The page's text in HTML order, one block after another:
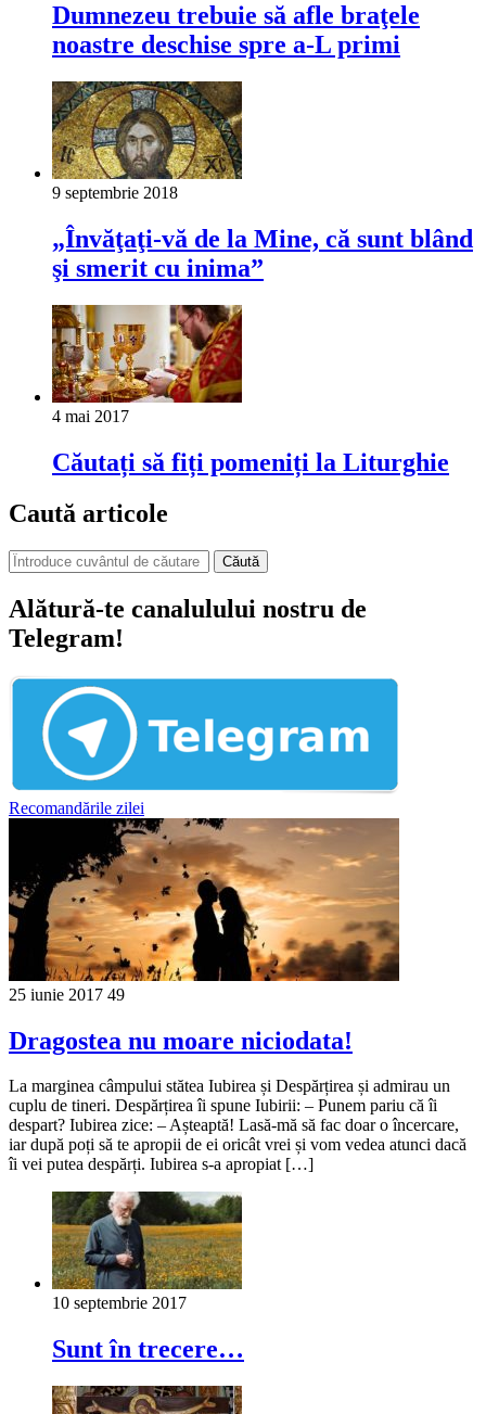
Dumnezeu trebuie să afle braţele
noastre deschise spre a-L primi
9 septembrie 2018
„Învăţaţi-vă de la Mine, că sunt blând
şi smerit cu inima”
4 mai 2017
Căutați să fiți pomeniți la Liturghie
Caută articole
Căută
Alătură-te canalulului nostru de
Telegram!
Recomandările zilei
25 iunie 2017 49
Dragostea nu moare niciodata!
La marginea câmpului stătea Iubirea și Despărțirea și admirau un
cuplu de tineri. Despărțirea îi spune Iubirii: – Punem pariu că îi
despart? Iubirea zice: – Așteaptă! Lasă-mă să fac doar o încercare,
iar după poți să te apropii de ei oricât vrei și vom vedea atunci dacă
îi vei putea despărți. Iubirea s-a apropiat […]
10 septembrie 2017
Sunt în trecere…